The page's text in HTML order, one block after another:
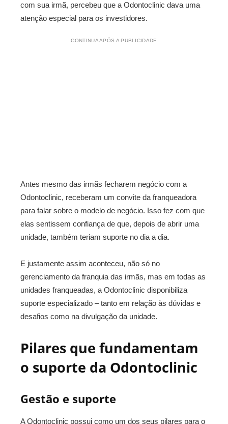
com sua irmã, percebeu que a Odontoclinic dava uma
atenção especial para os investidores.
CONTINUA APÓS A PUBLICIDADE
Antes mesmo das irmãs fecharem negócio com a
Odontoclinic, receberam um convite da franqueadora
para falar sobre o modelo de negócio. Isso fez com que
elas sentissem confiança de que, depois de abrir uma
unidade, também teriam suporte no dia a dia.
E justamente assim aconteceu, não só no
gerenciamento da franquia das irmãs, mas em todas as
unidades franqueadas, a Odontoclinic disponibiliza
suporte especializado – tanto em relação às dúvidas e
desafios como na divulgação da unidade.
Pilares que fundamentam
o suporte da Odontoclinic
Gestão e suporte
A Odontoclinic possui como um dos seus pilares para o